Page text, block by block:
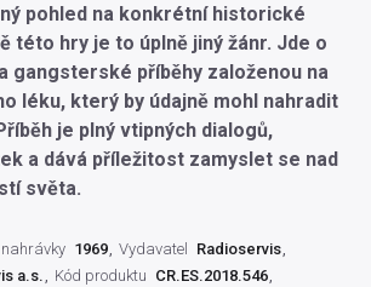
pohled na konkrétní historické
této hry je to úplně jiný žánr. Jde o
gangsterské příběhy založenou na
léku, který by údajně mohl nahradit
je plný vtipných dialogů,
a dává příležitost zamyslet se nad
světa.
nahrávky 1969 Vydavatel
Radioservis
a.s. Kód produktu CR.ES.2018.546